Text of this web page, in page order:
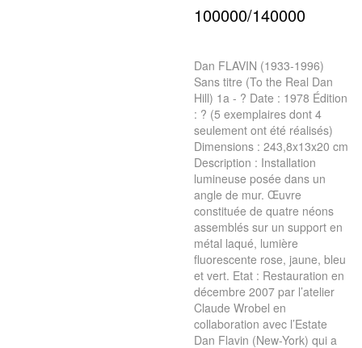
100000/140000
Dan FLAVIN (1933-1996)
Sans titre (To the Real Dan
Hill) 1a - ? Date : 1978 Édition
: ? (5 exemplaires dont 4
seulement ont été réalisés)
Dimensions : 243,8x13x20 cm
Description : Installation
lumineuse posée dans un
angle de mur. Œuvre
constituée de quatre néons
assemblés sur un support en
métal laqué, lumière
fluorescente rose, jaune, bleu
et vert. Etat : Restauration en
décembre 2007 par l’atelier
Claude Wrobel en
collaboration avec l’Estate
Dan Flavin (New-York) qui a